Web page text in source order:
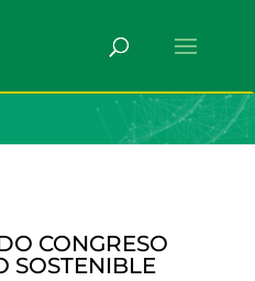
CONGRESO
SOSTENIBLE